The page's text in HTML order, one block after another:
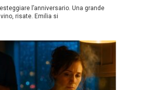
l’anniversario. Una grande
risate. Emilia si